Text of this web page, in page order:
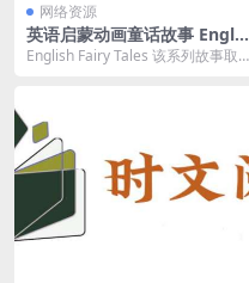
网络资源
英语启蒙动画童话故事 Englis
h Fairy Tales 英文字幕（350
集全）
English Fairy Tales 该系列故事取